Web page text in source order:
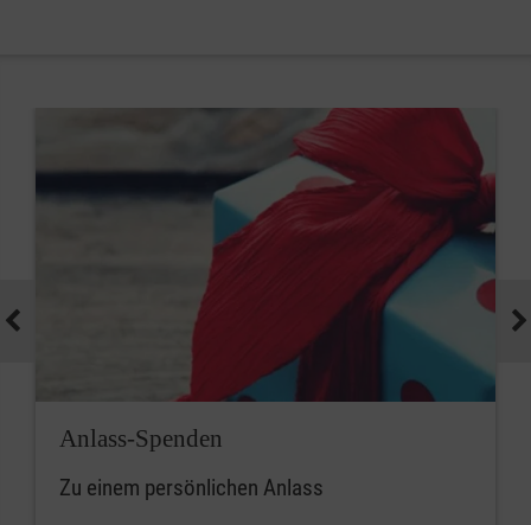
Anlass-Spenden
Zu einem persönlichen Anlass